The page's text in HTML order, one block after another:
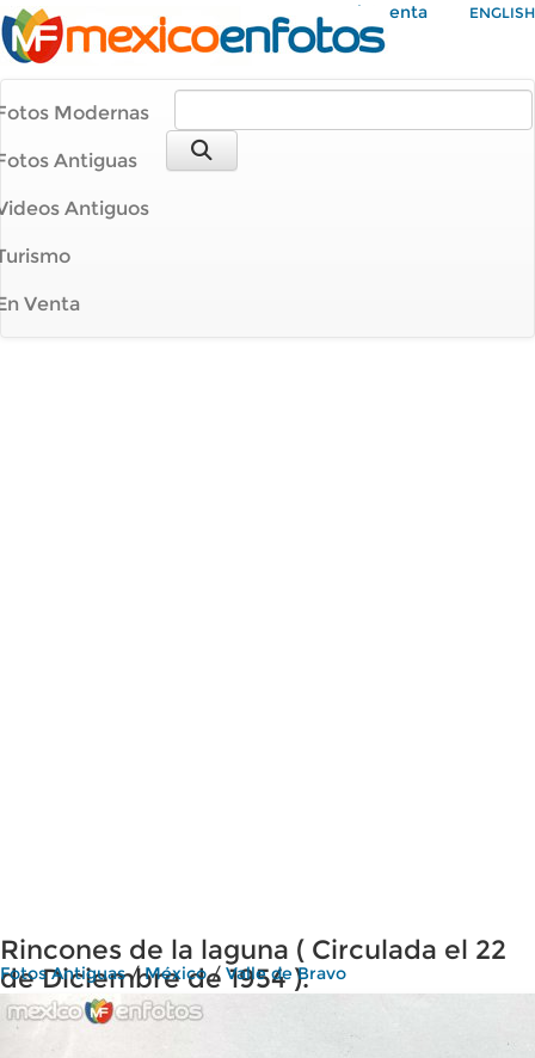
Mi Cuenta ENGLISH
Modernas
Antiguas
Antiguos
Venta
Rincones de la laguna ( Circulada el 22
de Diciembre de 1954 ).
Fotos Antiguas/México/ Valle de Bravo